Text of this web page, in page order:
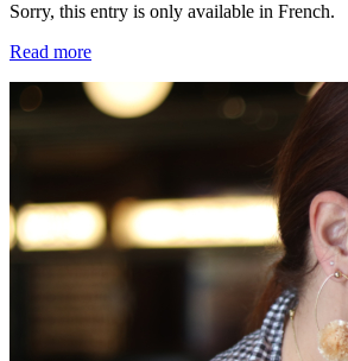
Sorry, this entry is only available in French.
Read more